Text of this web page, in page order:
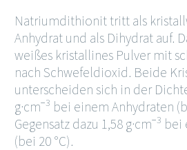
Natriumdithionit tritt als
Anhydrat und als Dihydrat auf.
weißes kristallines Pulver mit
nach Schwefeldioxid. Beide
unterscheiden sich in der
g·cm−3 bei einem Anhydraten
Gegensatz dazu 1,58 g·cm−3 bei
(bei 20 °C).